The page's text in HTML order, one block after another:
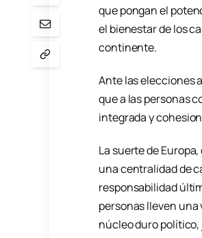
que pongan el
el bienestar de los
continente.
Ante las elecciones
que a las personas
integrada y
La suerte de
una centralidad de
responsabilidad
personas lleven
núcleo duro político,